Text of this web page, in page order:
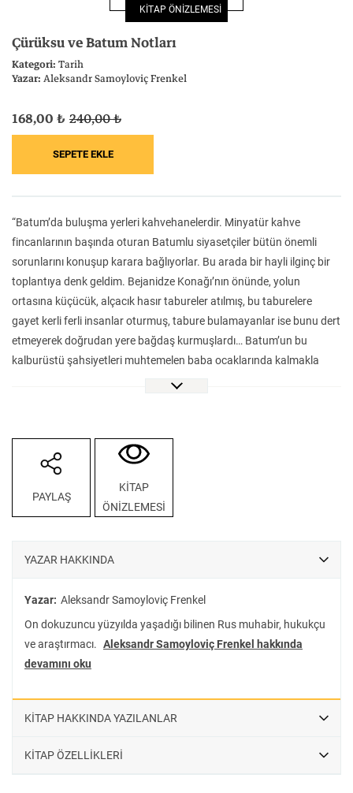
Felsefe Kesişimler
İnsan ve Toplum
Klasik Bilim
KİTAP ÖNİZLEMESİ
Çürüksu ve Batum Notları
Kategori:Tarih
Yazar:Aleksandr Samoyloviç Frenkel
“Batum’da buluşma yerleri kahvehanelerdir. Minyatür kahve
fincanlarının başında oturan Batumlu siyasetçiler bütün önemli
sorunlarını konuşup karara bağlıyorlar. Bu arada bir hayli ilginç bir
toplantıya denk geldim. Bejanidze Konağı’nın önünde, yolun
ortasına küçücük, alçacık hasır tabureler atılmış, bu taburelere
gayet kerli ferli insanlar oturmuş, tabure bulamayanlar ise bunu dert
etmeyerek doğrudan yere bağdaş kurmuşlardı… Batum’un bu
kalburüstü şahsiyetleri muhtemelen baba ocaklarında kalmakla
Türklerin peşinden gidip gitmemeyi tartışıyorlardı.”
tanıklığı imlediği gibi tarihsel olarak Batum’un Osmanlılar tarafından
Ruslara nasıl bırakıldığını aktaran bir metindir. Kobuletlerin İslam’ı
benimsemesi üzerine yaşanan değişimlere de odaklanan bu metin,
okurlara on dokuzuncu yüzyıl Çürüksu ve Batum Bölgesi’nden bir
kesit sunar. Yer yer savruk bir anlatının hâkim olduğu bu metin,
Çürüksu’daki yönetim biçiminden yemek ve kıyafet kültürüne, yöre
dillerine, eğitim hayatına ve alınan vergilere kadar, gündelik hayatın
168,00 ₺ 240,00 ₺
PAYLAŞ
KİTAP
ÖNİZLEMESİ
YAZAR HAKKINDA
Yazar: Aleksandr Samoyloviç Frenkel
On dokuzuncu yüzyılda yaşadığı bilinen Rus muhabir, hukukçu
ve araştırmacı. Aleksandr Samoyloviç Frenkel hakkında
devamını oku
KİTAP HAKKINDA YAZILANLAR
KİTAP ÖZELLİKLERİ